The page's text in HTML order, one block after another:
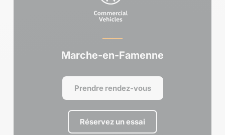
Marche-en-Famenne
Réservez un essai
Prendre rendez-vous